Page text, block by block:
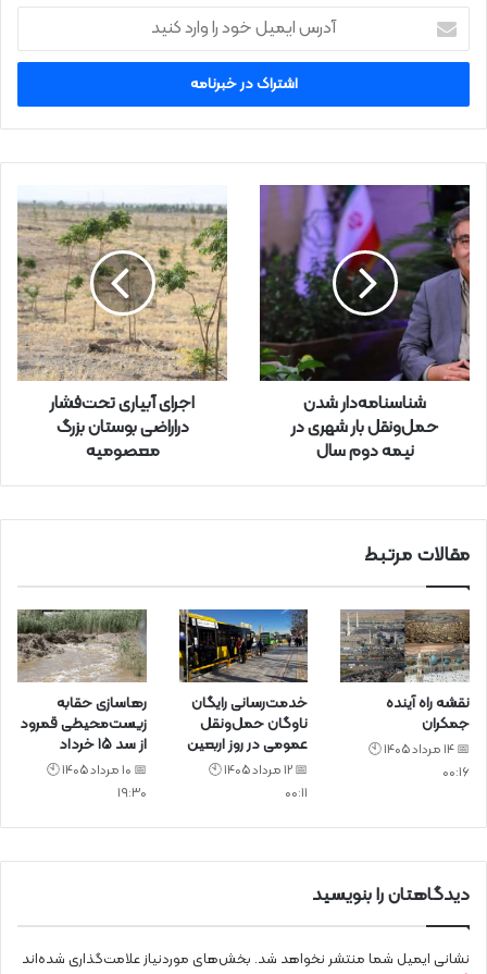
ر
ا
ی
ل
خ
و
د
ر
ا
و
ا
ر
شناسنامه‌دار شدن
حمل‌ونقل بار شهری در
نیمه دوم سال
اجرای آبیاری تحت‌فشار
دراراضی بوستان بزرگ
معصومیه
مقالات مرتبط
نقشه راه آینده
جمکران
📅 14 مرداد 1405 🕙
00:16
خدمت‌رسانی رایگان
ناوگان حمل‌ونقل
عمومی در روز اربعین
📅 12 مرداد 1405 🕙
00:11
رهاسازی حقابه
زیست‌محیطی قمرود
از سد ۱۵ خرداد
📅 10 مرداد 1405 🕙
19:30
دیدگاهتان را بنویسید
نشانی ایمیل شما منتشر نخواهد شد. بخش‌های موردنیاز علامت‌گذاری شده‌اند